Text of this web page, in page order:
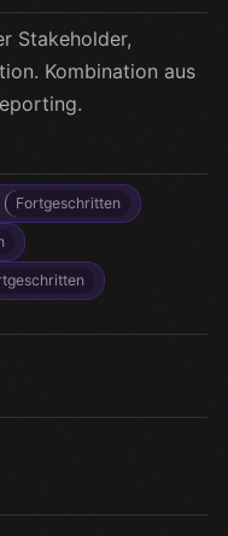
Stakeholder,
Kombination aus
Fortgeschritten